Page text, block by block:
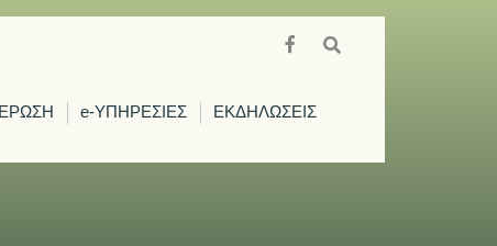
e-ΥΠΗΡΕΣΙΕΣ ΕΚΔΗΛΩΣΕΙΣ